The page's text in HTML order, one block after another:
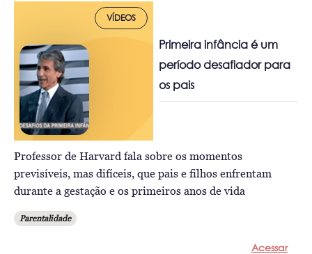
VÍDEOS
Primeira infância é um
período desafiador para
os pais
Professor de Harvard fala sobre os momentos
previsíveis, mas difíceis, que pais e filhos enfrentam
durante a gestação e os primeiros anos de vida
Parentalidade
Acessar